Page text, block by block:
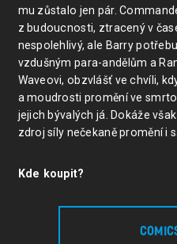
mu zůstalo jen pár.
z budoucnosti, ztracený v
nespolehlivý, ale Barry
vzdušným para-andělům a
Waveovi, obzvlášť ve chvíli,
a moudrosti promění ve
jejich bývalých já. Dokáže
zdroj síly nečekaně promění i
Kde koupit?